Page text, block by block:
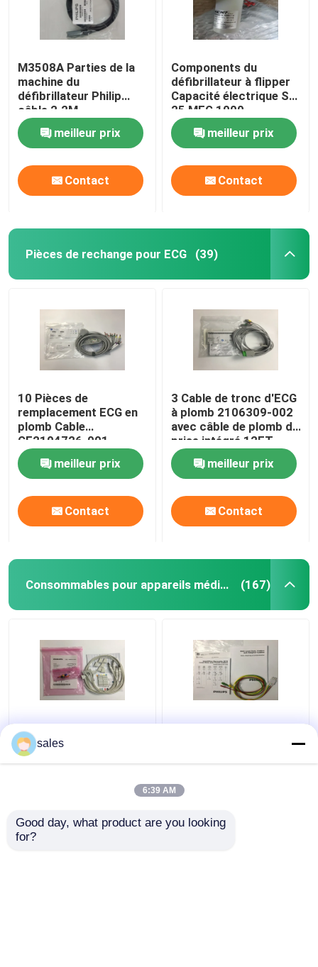
M3508A Parties de la
machine du
défibrillateur Philip
câble 2.2M
989803197111
meilleur prix
Contact
Components du
défibrillateur à flipper
Capacité électrique SP
25 MEG 1000
453564222111-B
meilleur prix
Contact
Pièces de rechange pour ECG (39)
10 Pièces de
remplacement ECG en
plomb Cable
GE2104726-001
Norme UE
meilleur prix
Contact
3 Cable de tronc d'ECG
à plomb 2106309-002
avec câble de plomb de
prise intégré 12FT
meilleur prix
Contact
Consommables pour appareils médicaux (167)
989803151761
Consommables pour
appareils médicaux 4
de patient TC50 Phlip
M1674A Ensemble de
médical
sales
6:39 AM
Good day, what product are you looking
for?